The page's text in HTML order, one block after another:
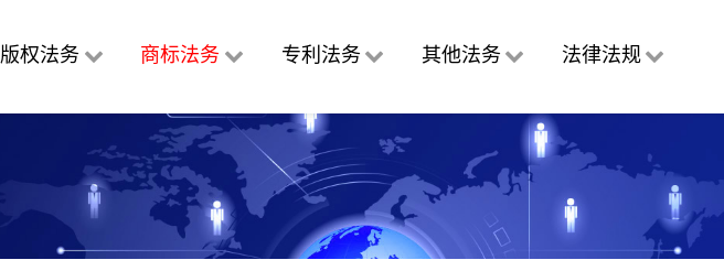
版权法务 商标法务 专利法务 其他法务 法律法规